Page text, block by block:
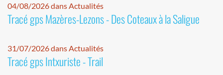
04/08/2026 dans Actualités
Tracé gps Mazères-Lezons - Des Coteaux à la Saligue
31/07/2026 dans Actualités
Tracé gps Intxuriste - Trail